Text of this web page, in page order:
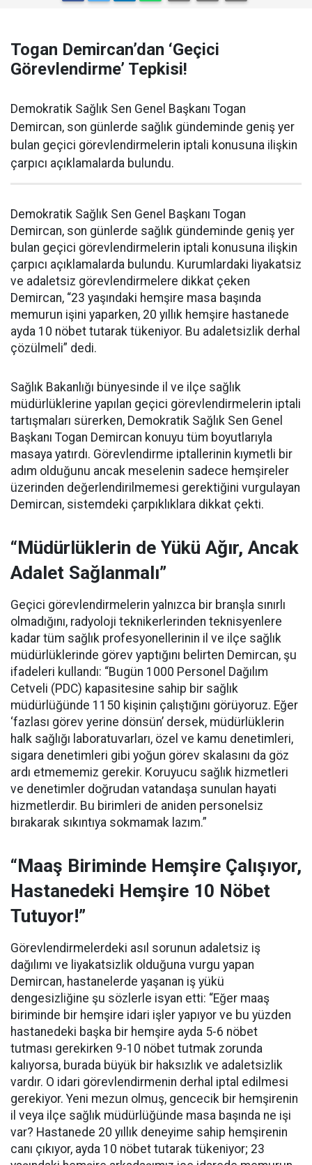
Togan Demircan’dan ‘Geçici
Görevlendirme’ Tepkisi!
Demokratik Sağlık Sen Genel Başkanı Togan
Demircan, son günlerde sağlık gündeminde geniş yer
bulan geçici görevlendirmelerin iptali konusuna ilişkin
çarpıcı açıklamalarda bulundu.
Demokratik Sağlık Sen Genel Başkanı Togan
Demircan, son günlerde sağlık gündeminde geniş yer
bulan geçici görevlendirmelerin iptali konusuna ilişkin
çarpıcı açıklamalarda bulundu. Kurumlardaki liyakatsiz
ve adaletsiz görevlendirmelere dikkat çeken
Demircan, “23 yaşındaki hemşire masa başında
memurun işini yaparken, 20 yıllık hemşire hastanede
ayda 10 nöbet tutarak tükeniyor. Bu adaletsizlik derhal
çözülmeli” dedi.
Sağlık Bakanlığı bünyesinde il ve ilçe sağlık
müdürlüklerine yapılan geçici görevlendirmelerin iptali
tartışmaları sürerken, Demokratik Sağlık Sen Genel
Başkanı Togan Demircan konuyu tüm boyutlarıyla
masaya yatırdı. Görevlendirme iptallerinin kıymetli bir
adım olduğunu ancak meselenin sadece hemşireler
üzerinden değerlendirilmemesi gerektiğini vurgulayan
Demircan, sistemdeki çarpıklıklara dikkat çekti.
“Müdürlüklerin de Yükü Ağır, Ancak
Adalet Sağlanmalı”
Geçici görevlendirmelerin yalnızca bir branşla sınırlı
olmadığını, radyoloji teknikerlerinden teknisyenlere
kadar tüm sağlık profesyonellerinin il ve ilçe sağlık
müdürlüklerinde görev yaptığını belirten Demircan, şu
ifadeleri kullandı: “Bugün 1000 Personel Dağılım
Cetveli (PDC) kapasitesine sahip bir sağlık
müdürlüğünde 1150 kişinin çalıştığını görüyoruz. Eğer
‘fazlası görev yerine dönsün’ dersek, müdürlüklerin
halk sağlığı laboratuvarları, özel ve kamu denetimleri,
sigara denetimleri gibi yoğun görev skalasını da göz
ardı etmememiz gerekir. Koruyucu sağlık hizmetleri
ve denetimler doğrudan vatandaşa sunulan hayati
hizmetlerdir. Bu birimleri de aniden personelsiz
bırakarak sıkıntıya sokmamak lazım.”
“Maaş Biriminde Hemşire Çalışıyor,
Hastanedeki Hemşire 10 Nöbet
Tutuyor!”
Görevlendirmelerdeki asıl sorunun adaletsiz iş
dağılımı ve liyakatsizlik olduğuna vurgu yapan
Demircan, hastanelerde yaşanan iş yükü
dengesizliğine şu sözlerle isyan etti: “Eğer maaş
biriminde bir hemşire idari işler yapıyor ve bu yüzden
hastanedeki başka bir hemşire ayda 5-6 nöbet
tutması gerekirken 9-10 nöbet tutmak zorunda
kalıyorsa, burada büyük bir haksızlık ve adaletsizlik
vardır. O idari görevlendirmenin derhal iptal edilmesi
gerekiyor. Yeni mezun olmuş, gencecik bir hemşirenin
il veya ilçe sağlık müdürlüğünde masa başında ne işi
var? Hastanede 20 yıllık deneyime sahip hemşirenin
canı çıkıyor, ayda 10 nöbet tutarak tükeniyor; 23